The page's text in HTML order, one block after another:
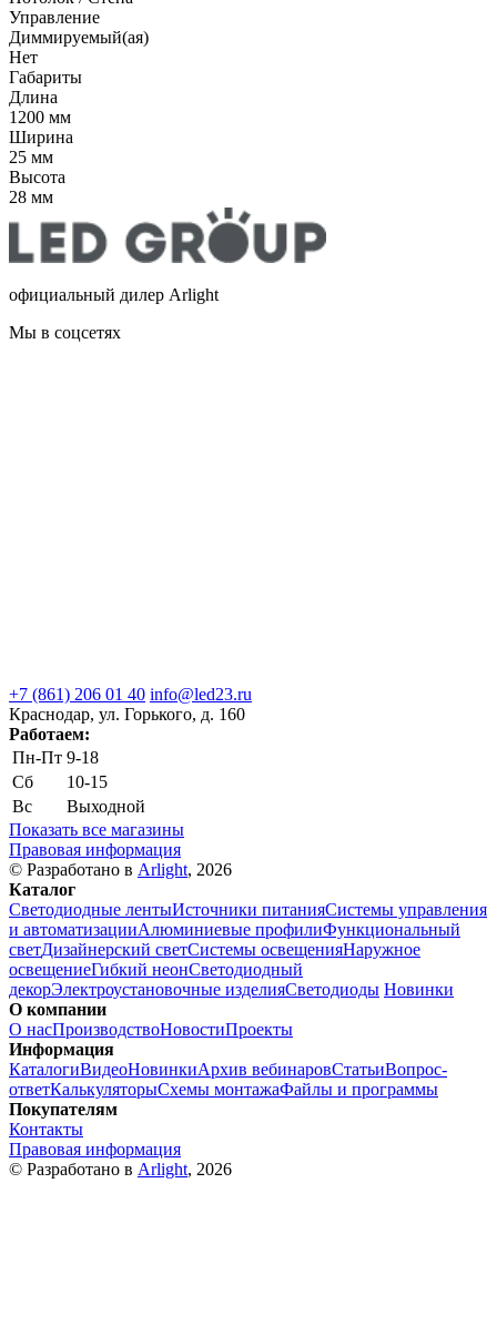
Управление
Диммируемый(ая)
Нет
Габариты
Длина
1200 мм
Ширина
25 мм
Высота
28 мм
официальный дилер Arlight
Мы в соцсетях
+7 (861) 206 01 40 info@led23.ru
Краснодар, ул. Горького, д. 160
Работаем:
Пн-Пт 9-18
Сб
10-15
Вс
Выходной
Показать все магазины
Правовая информация
© Разработано в Arlight, 2026
Каталог
Светодиодные лентыИсточники питанияСистемы управления
и автоматизацииАлюминиевые профилиФункциональный
светДизайнерский светСистемы освещенияНаружное
освещениеГибкий неонСветодиодный
декорЭлектроустановочные изделияСветодиоды Новинки
О компании
О насПроизводствоНовостиПроекты
Информация
КаталогиВидеоНовинкиАрхив вебинаровСтатьиВопрос-
ответКалькуляторыСхемы монтажаФайлы и программы
Покупателям
Контакты
Правовая информация
© Разработано в Arlight, 2026